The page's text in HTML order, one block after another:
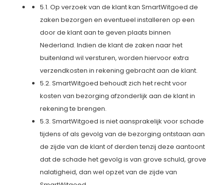
5.1. Op verzoek van de klant kan SmartWitgoed de
zaken bezorgen en eventueel installeren op een
door de klant aan te geven plaats binnen
Nederland. Indien de klant de zaken naar het
buitenland wil versturen, worden hiervoor extra
verzendkosten in rekening gebracht aan de klant.
5.2. SmartWitgoed behoudt zich het recht voor
kosten van bezorging afzonderlijk aan de klant in
rekening te brengen.
5.3. SmartWitgoed is niet aansprakelijk voor schade
tijdens of als gevolg van de bezorging ontstaan aan
de zijde van de klant of derden tenzij deze aantoont
dat de schade het gevolg is van grove schuld, grove
nalatigheid, dan wel opzet van de zijde van